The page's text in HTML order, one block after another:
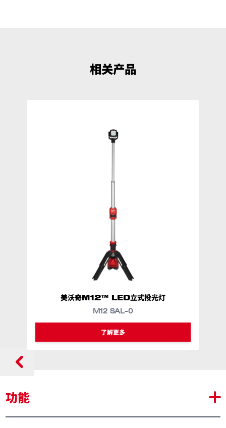
相关产品
美沃奇M12™ LED立式投光灯
M12 SAL-0
了解更多
功能